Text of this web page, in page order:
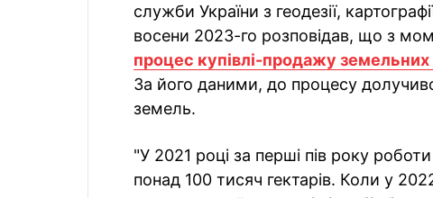
служби України з геодезії,
восени 2023-го розповідав, що з
процес купівлі-продажу земельних
За його даними, до процесу
земель.
"У 2021 році за перші пів року
понад 100 тисяч гектарів. Коли у